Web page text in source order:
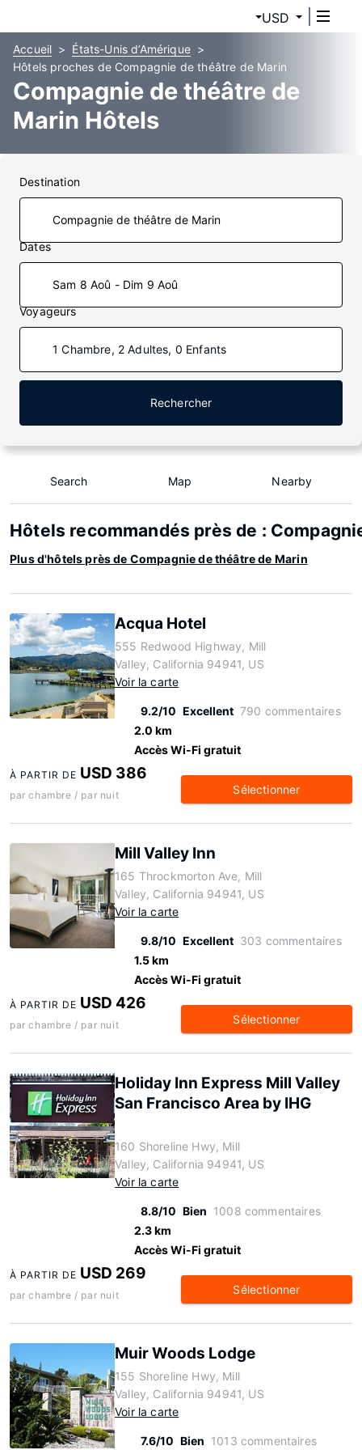
USD
Accueil
États-Unis d’Amérique
Hôtels proches de Compagnie de théâtre de Marin
Compagnie de théâtre de
Marin Hôtels
Destination
Dates
Sam 8 Aoû - Dim 9 Aoû
Voyageurs
1 Chambre, 2 Adultes, 0 Enfants
Rechercher
Search Map Nearby
Hôtels recommandés près de :
Plus d'hôtels près de Compagnie de théâtre de Marin
Acqua Hotel
555 Redwood Highway, Mill
Valley, California 94941, US
Voir la carte
9.2/10 Excellent 790 commentaires
2.0 km
Accès Wi-Fi gratuit
À PARTIR DE USD 386
par chambre / par nuit Sélectionner
Mill Valley Inn
165 Throckmorton Ave, Mill
Valley, California 94941, US
Voir la carte
9.8/10 Excellent 303 commentaires
1.5 km
Accès Wi-Fi gratuit
À PARTIR DE USD 426
par chambre / par nuit Sélectionner
Holiday Inn Express Mill Valley
San Francisco Area by IHG
160 Shoreline Hwy, Mill
Valley, California 94941, US
Voir la carte
8.8/10 Bien 1008 commentaires
2.3 km
Accès Wi-Fi gratuit
À PARTIR DE USD 269
par chambre / par nuit Sélectionner
Muir Woods Lodge
155 Shoreline Hwy, Mill
Valley, California 94941, US
Voir la carte
7.6/10 Bien 1013 commentaires